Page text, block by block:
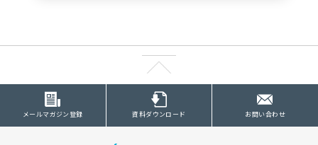
メールマガジン登録 資料ダウンロード お問い合わせ